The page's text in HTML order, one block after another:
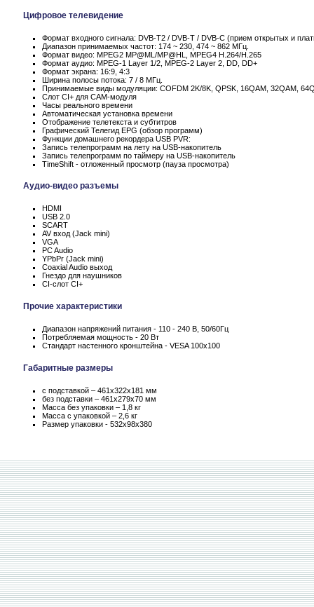
Цифровое телевидение
Формат входного сигнала: DVB-T2 / DVB-T / DVB-C (прием открытых и
Диапазон принимаемых частот: 174 ~ 230, 474 ~ 862 МГц.
Формат видео: MPEG2 MP@ML/MP@HL, MPEG4 H.264/H.265
Формат аудио: MPEG-1 Layer 1/2, MPEG-2 Layer 2, DD, DD+
Формат экрана: 16:9, 4:3
Ширина полосы потока: 7 / 8 МГц.
Принимаемые виды модуляции: COFDM 2K/8K, QPSK, 16QAM, 32QAM,
Слот CI+ для CAM-модуля
Часы реального времени
Автоматическая установка времени
Отображение телетекста и субтитров
Графический Телегид EPG (обзор программ)
Функции домашнего рекордера USB PVR:
Запись телепрограмм на лету на USB-накопитель
Запись телепрограмм по таймеру на USB-накопитель
TimeShift - отложенный просмотр (пауза просмотра)
Аудио-видео разъемы
HDMI
USB 2.0
SCART
AV вход (Jack mini)
VGA
PC Audio
YPbPr (Jack mini)
Coaxial Audio выход
Гнездо для наушников
CI-слот CI+
Прочие характеристики
Диапазон напряжений питания - 110 - 240 В, 50/60Гц
Потребляемая мощность - 20 Вт
Стандарт настенного кронштейна - VESA 100x100
Габаритные размеры
с подставкой – 461x322x181 мм
без подставки – 461x279x70 мм
Масса без упаковки – 1,8 кг
Масса c упаковкой – 2,6 кг
Размер упаковки - 532x98x380